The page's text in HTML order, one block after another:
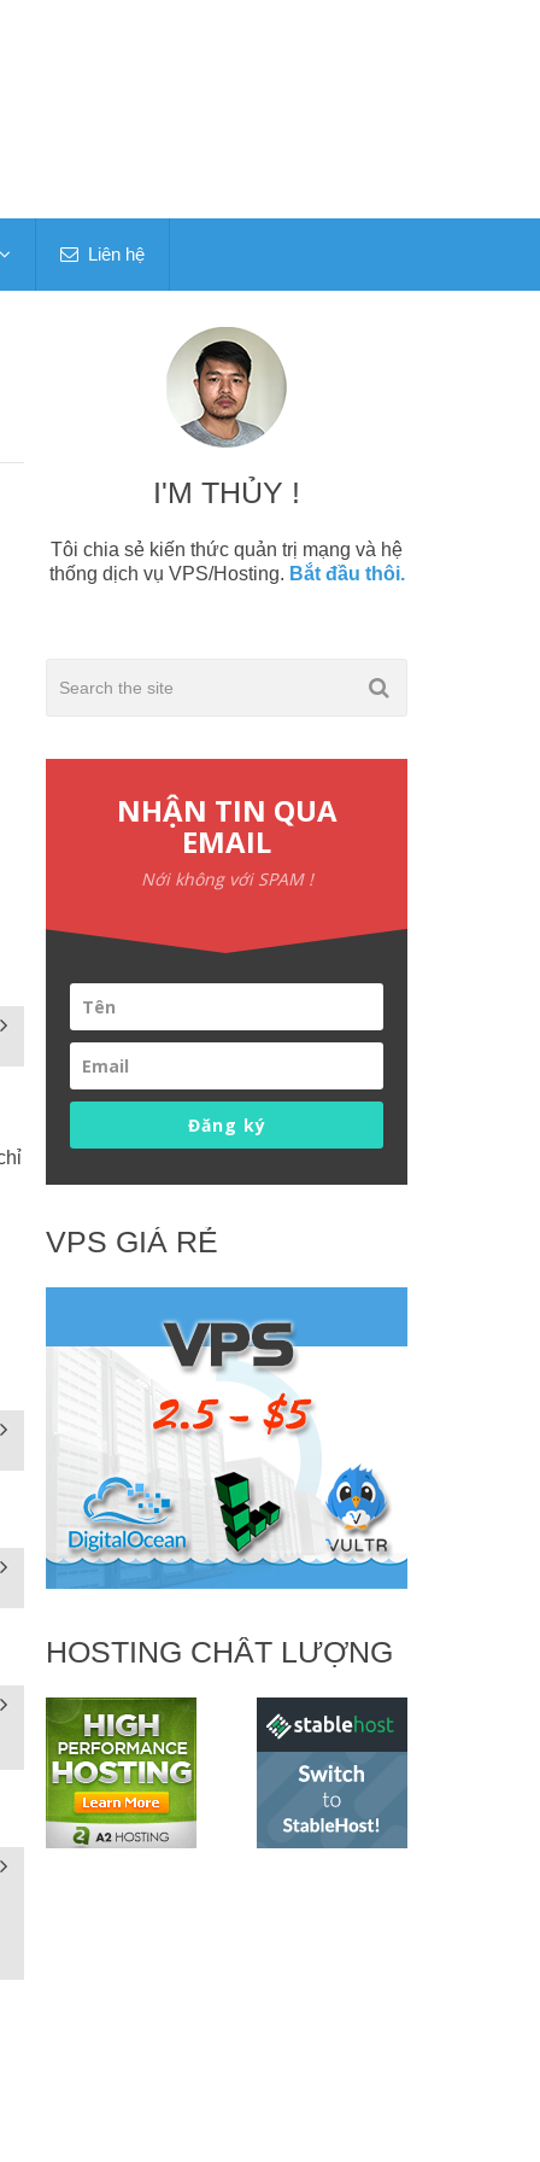
Liên hệ
I'M THỦY !
Tôi chia sẻ kiến thức quản trị mạng và hệ
thống dịch vụ VPS/Hosting. Bắt đầu thôi.
NHẬN TIN QUA
EMAIL
Nới không với SPAM !
Đăng ký
VPS GIÁ RẺ
HOSTING CHẤT LƯỢNG